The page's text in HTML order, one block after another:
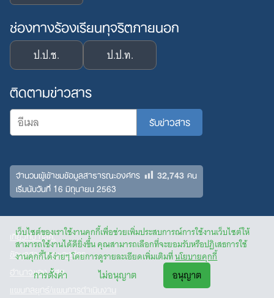
เว็บไซต์ของเราใช้งานคุกกี้เพื่อช่วยเพิ่มประสบการณ์การใช้งานเว็บไซต์ให้
สามารถใช้งานได้ดียิ่งขึ้น คุณสามารถเลือกที่จะยอมรับหรือปฏิเสธการใช้
งานคุกกี้ได้ง่ายๆ โดยการดูรายละเอียดเพิ่มเติมที่นโยบายคุกกี้
การตั้งค่า ไม่อนุญาต อนุญาต
ช่องทางร้องเรียนทุจริตภายนอก
ป.ป.ช. ป.ป.ท.
ติดตามข่าวสาร
จำนวนผู้เข้าชมข้อมูลสาธารณะองค์กร 32,743คน
เริ่มนับวันที่ 16 มิถุนายน 2563
เกี่ยวกับ กสศ.
ข้อมูลสาธารณะองค์กร
อำนาจของ กสศ.